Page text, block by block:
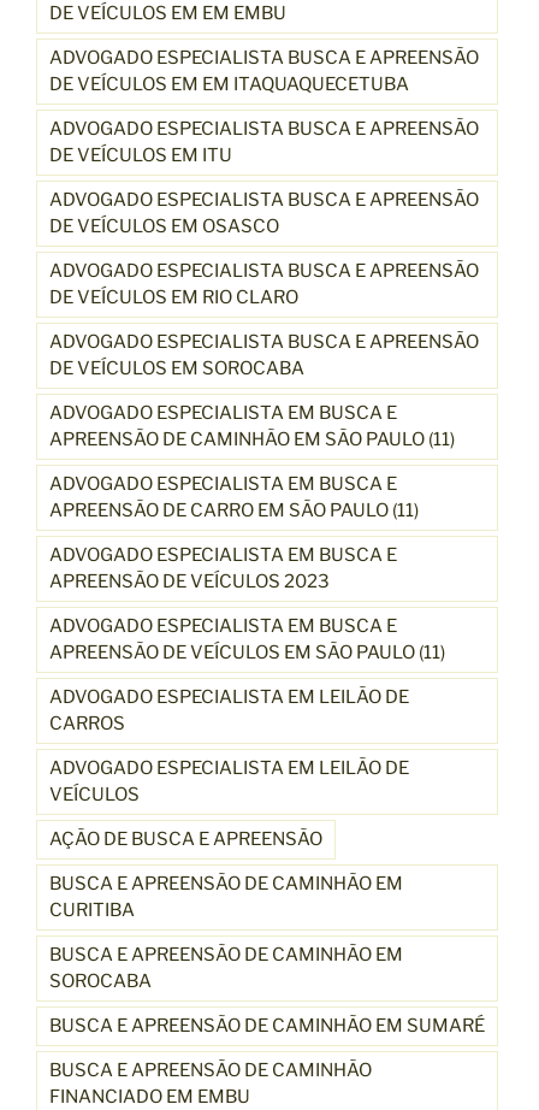
DE VEÍCULOS EM EM EMBU
ADVOGADO ESPECIALISTA BUSCA E APREENSÃO
DE VEÍCULOS EM EM ITAQUAQUECETUBA
ADVOGADO ESPECIALISTA BUSCA E APREENSÃO
DE VEÍCULOS EM ITU
ADVOGADO ESPECIALISTA BUSCA E APREENSÃO
DE VEÍCULOS EM OSASCO
ADVOGADO ESPECIALISTA BUSCA E APREENSÃO
DE VEÍCULOS EM RIO CLARO
ADVOGADO ESPECIALISTA BUSCA E APREENSÃO
DE VEÍCULOS EM SOROCABA
ADVOGADO ESPECIALISTA EM BUSCA E
APREENSÃO DE CAMINHÃO EM SÃO PAULO (11)
ADVOGADO ESPECIALISTA EM BUSCA E
APREENSÃO DE CARRO EM SÃO PAULO (11)
ADVOGADO ESPECIALISTA EM BUSCA E
APREENSÃO DE VEÍCULOS 2023
ADVOGADO ESPECIALISTA EM BUSCA E
APREENSÃO DE VEÍCULOS EM SÃO PAULO (11)
ADVOGADO ESPECIALISTA EM LEILÃO DE
CARROS
ADVOGADO ESPECIALISTA EM LEILÃO DE
VEÍCULOS
AÇÃO DE BUSCA E APREENSÃO
BUSCA E APREENSÃO DE CAMINHÃO EM
CURITIBA
BUSCA E APREENSÃO DE CAMINHÃO EM
SOROCABA
BUSCA E APREENSÃO DE CAMINHÃO EM SUMARÉ
BUSCA E APREENSÃO DE CAMINHÃO
FINANCIADO EM EMBU